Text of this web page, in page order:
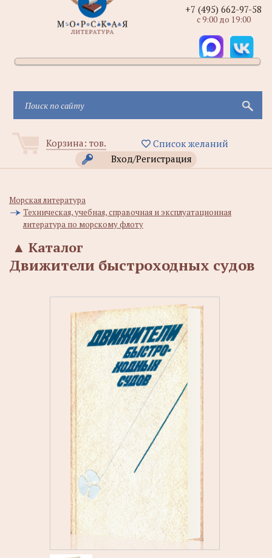
Корзина: тов.
Список желаний
Вход/Регистрация
+7 (495) 662-97-58
с 9:00 до 19:00
Морская литература
Техническая, учебная, справочная и эксплуатационная
литература по морскому флоту
Каталог
▲
Движители быстроходных судов